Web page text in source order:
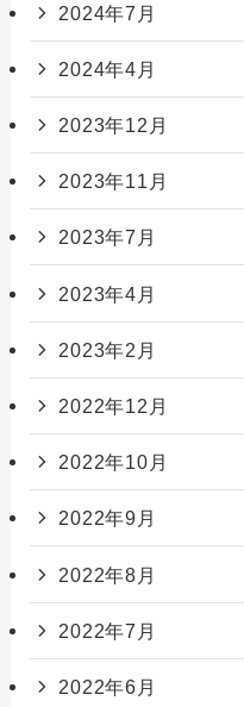
2024年7月
2024年4月
2023年12月
2023年11月
2023年7月
2023年4月
2023年2月
2022年12月
2022年10月
2022年9月
2022年8月
2022年7月
2022年6月